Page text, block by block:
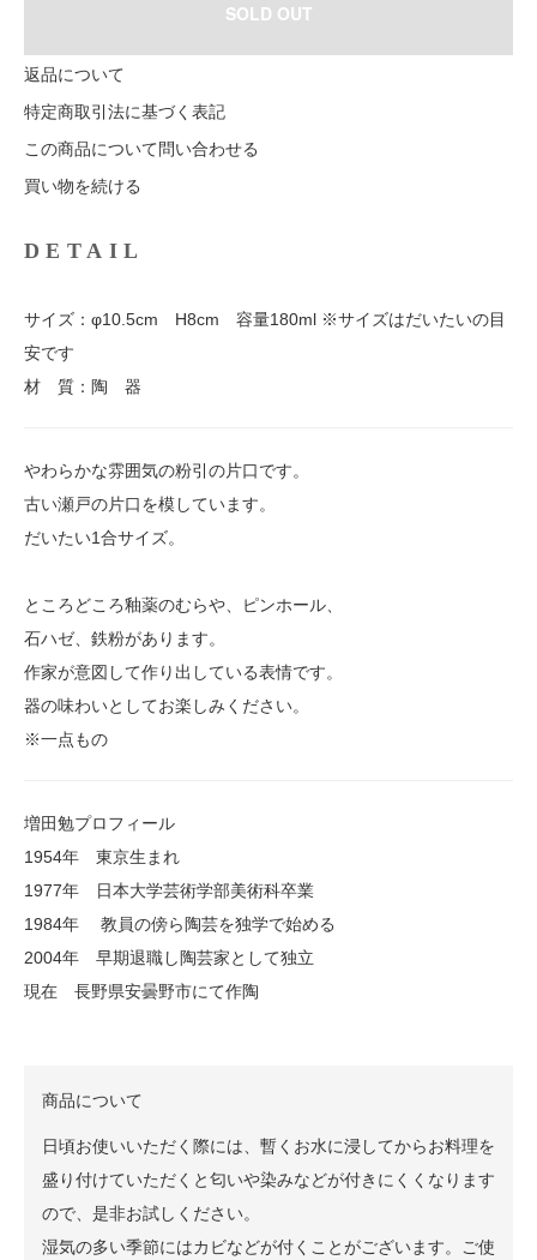
SOLD OUT
返品について
特定商取引法に基づく表記
この商品について問い合わせる
買い物を続ける
DETAIL
サイズ：φ10.5cm H8cm 容量180ml ※サイズはだいたいの目
安です
材 質：陶 器
やわらかな雰囲気の粉引の片口です。
古い瀬戸の片口を模しています。
だいたい1合サイズ。
ところどころ釉薬のむらや、ピンホール、
石ハゼ、鉄粉があります。
作家が意図して作り出している表情です。
器の味わいとしてお楽しみください。
※一点もの
増田勉プロフィール
1954年 東京生まれ
1977年 日本大学芸術学部美術科卒業
1984年 教員の傍ら陶芸を独学で始める
2004年 早期退職し陶芸家として独立
現在 長野県安曇野市にて作陶
商品について
日頃お使いいただく際には、暫くお水に浸してからお料理を
盛り付けていただくと匂いや染みなどが付きにくくなります
ので、是非お試しください。
湿気の多い季節にはカビなどが付くことがございます。ご使